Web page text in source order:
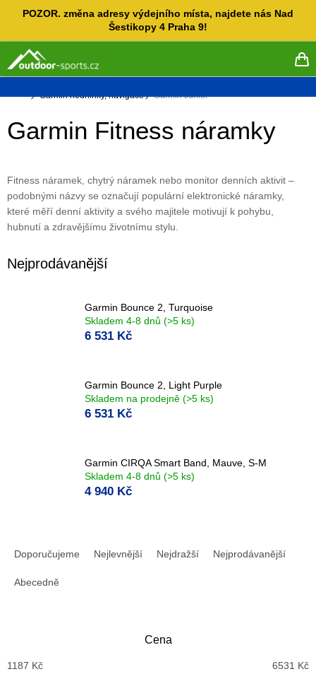
POZOR. změna adresy výdejního místa, najdete nás Nad
Šestikopy 4 Praha 9!
Domů
Garmin hodninky, navigace Garmin Junior
Garmin Fitness náramky
Fitness náramek, chytrý náramek nebo monitor denních aktivit –
podobnými názvy se označují populární elektronické náramky,
které měří denní aktivity a svého majitele motivují k pohybu,
hubnutí a zdravějšímu životnímu stylu.
Nejprodávanější
Garmin Bounce 2, Turquoise
Skladem 4-8 dnů (>5 ks)
6 531 Kč
Garmin Bounce 2, Light Purple
Skladem na prodejně (>5 ks)
6 531 Kč
Garmin CIRQA Smart Band, Mauve, S-M
Skladem 4-8 dnů (>5 ks)
4 940 Kč
o
Doporučujeme Nejlevnější Nejdražší Nejprodávanější
Abecedně
Cena
1187 Kč 6531 Kč